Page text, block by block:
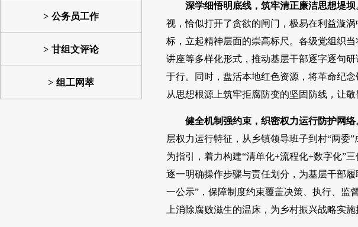
公务员工作
甘组文评论
组工网萃
深学细悟明底线，筑牢清正廉洁思想堤坝
视，恰似打开了贪欲的闸门，极易在利益漩
标，立起精神层面的崇高标尺。各级党组织
讲座等多样化形式，推动基层干部逐字逐句
于行。同时，盘活本地红色资源，将革命纪
从思想根源上筑牢拒腐防变的坚固防线，让
健全机制强约束，织密权力运行防护网络
层权力运行特征，从乡镇领导班子到村“两委
为指引，着力构建“清单化+流程化+数字化”
逐一明确操作步骤与责任划分，为基层干部
一公示”，保障制度约束覆盖决策、执行、监
上消除腐败滋生的温床，为乡村振兴战略实施